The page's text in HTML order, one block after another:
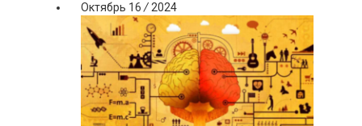
Октябрь 16 / 2024